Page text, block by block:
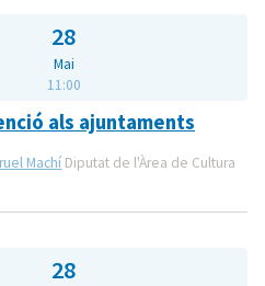
28
Mai
11:00
als ajuntaments
Machí Diputat de l'Àrea de Cultura
28